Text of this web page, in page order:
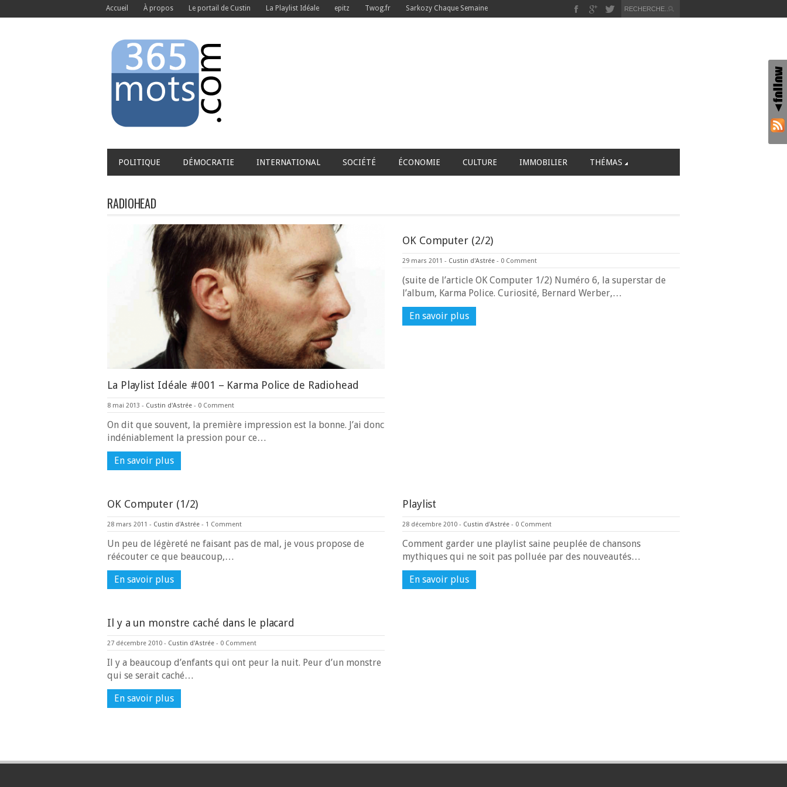
Accueil À propos Le portail de Custin La Playlist Idéale epitz Twog.fr Sarkozy Chaque Semaine
POLITIQUE DÉMOCRATIE INTERNATIONAL SOCIÉTÉ ÉCONOMIE CULTURE IMMOBILIER THÉMAS
RADIOHEAD
La Playlist Idéale #001 – Karma Police de Radiohead
8 mai 2013 - Custin d'Astrée - 0 Comment
On dit que souvent, la première impression est la bonne. J’ai donc
indéniablement la pression pour ce…
En savoir plus
OK Computer (2/2)
29 mars 2011 - Custin d'Astrée - 0 Comment
(suite de l’article OK Computer 1/2) Numéro 6, la superstar de
l’album, Karma Police. Curiosité, Bernard Werber,…
En savoir plus
OK Computer (1/2)
28 mars 2011 - Custin d'Astrée - 1 Comment
Un peu de légèreté ne faisant pas de mal, je vous propose de
réécouter ce que beaucoup,…
En savoir plus
Playlist
28 décembre 2010 - Custin d'Astrée - 0 Comment
Comment garder une playlist saine peuplée de chansons
mythiques qui ne soit pas polluée par des nouveautés…
En savoir plus
Il y a un monstre caché dans le placard
27 décembre 2010 - Custin d'Astrée - 0 Comment
Il y a beaucoup d’enfants qui ont peur la nuit. Peur d’un monstre
qui se serait caché…
En savoir plus